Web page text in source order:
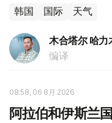
韩国 国际 天气
木合塔尔 哈力
编译
08:58, 06 8月 2026
阿拉伯和伊斯兰